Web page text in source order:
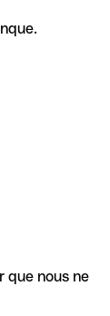
que nous ne